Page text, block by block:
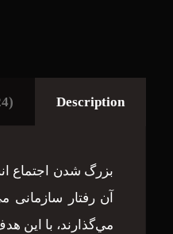
Description
بزرگ ‌شدن اجتماع
آن رفتار
مي‌گذارند، با اين